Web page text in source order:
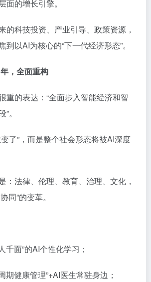
面的增长引擎。
的科技投资、产业引导、政策资源，
到以AI为核心的“下一代经济形态”。
，全面重构
重的表达：“全面步入智能经济和智
。
了”，而是整个社会形态将被AI深度
：法律、伦理、教育、治理、文化，
同”的变革。
千面”的AI个性化学习；
期健康管理”+AI医生常驻身边；